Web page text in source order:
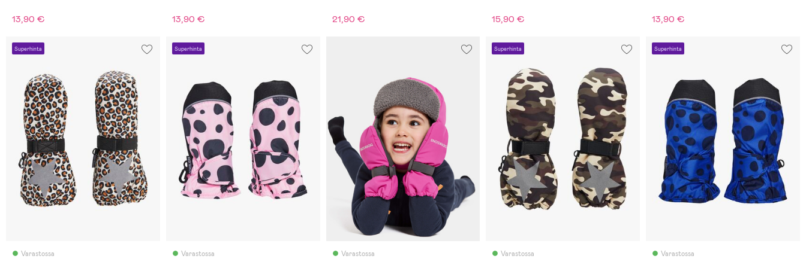
13,90 € 13,90 € 21,90 € 15,90 € 13,90 €
Superhinta
Varastossa
Superhinta
Varastossa Varastossa
Superhinta
Varastossa
Superhinta
Varastossa